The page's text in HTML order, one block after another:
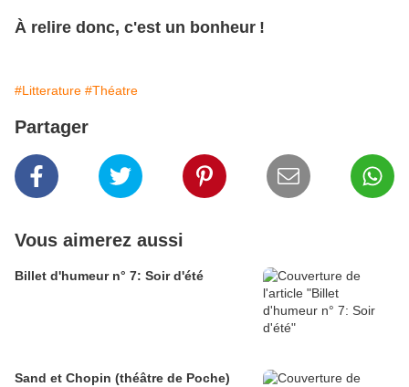
À relire donc, c'est un bonheur !
#Litterature #Théatre
Partager
Vous aimerez aussi
Billet d'humeur n° 7: Soir d'été
Sand et Chopin (théâtre de Poche)